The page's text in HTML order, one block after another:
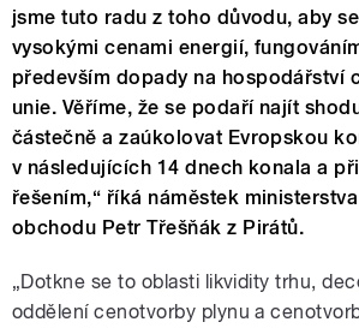
jsme tuto radu z toho důvodu, aby
vysokými cenami energií,
především dopady na hospodářství
unie. Věříme, že se podaří najít
částečně a zaúkolovat Evropskou
v následujících 14 dnech konala a
řešením,“ říká náměstek
obchodu Petr Třešňák z Pirátů.
„Dotkne se to oblasti likvidity trhu,
oddělení cenotvorby plynu a